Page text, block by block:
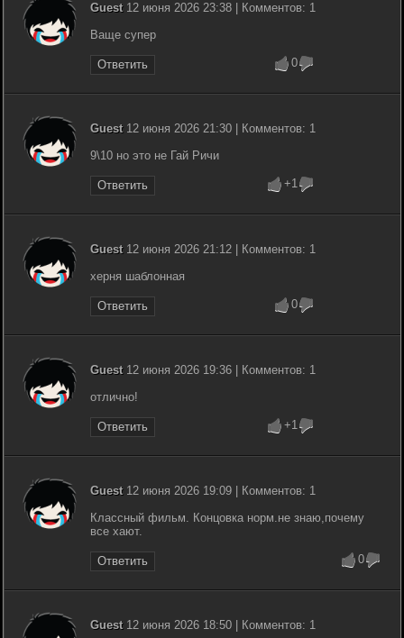
Guest12 июня 2026 23:38 | Комментов: 1
Ваще супер
Ответить 0
Guest12 июня 2026 21:30 | Комментов: 1
9\10 но это не Гай Ричи
Ответить +1
Guest12 июня 2026 21:12 | Комментов: 1
херня шаблонная
Ответить 0
Guest12 июня 2026 19:36 | Комментов: 1
отлично!
Ответить +1
Guest12 июня 2026 19:09 | Комментов: 1
Классный фильм. Концовка норм.не знаю,почему
все хают.
Ответить 0
Guest12 июня 2026 18:50 | Комментов: 1